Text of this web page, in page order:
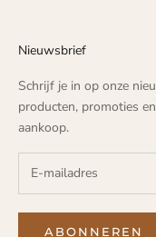
Nieuwsbrief
Schrijf je in op onze
producten, promoties
aankoop.
ABONNEREN